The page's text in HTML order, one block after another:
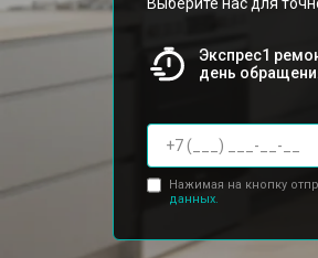
Экспрес1
день
Нажимая на кнопку
данных.